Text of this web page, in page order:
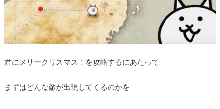
君にメリークリスマス！を攻略するにあたって
まずはどんな敵が出現してくるのかを